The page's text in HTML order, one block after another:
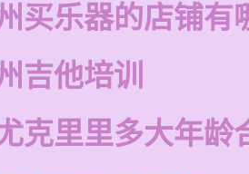
买乐器的店铺有
吉他培训
克里里多大年龄